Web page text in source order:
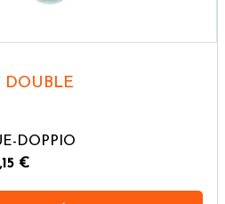
DOUBLE
DOPPIO
€